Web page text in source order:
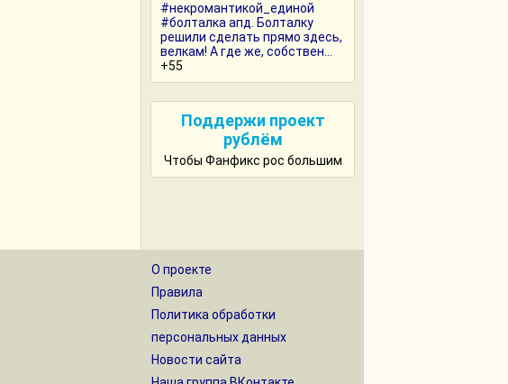
#некромантикой_единой
#болталка апд. Болталку
решили сделать прямо здесь,
велкам! А где же, собствен...
+55
Поддержи проект
рублём
Чтобы Фанфикс рос большим
О проекте
Правила
Политика обработки
персональных данных
Новости сайта